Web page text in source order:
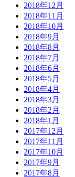
2018年12月
2018年11月
2018年10月
2018年9月
2018年8月
2018年7月
2018年6月
2018年5月
2018年4月
2018年3月
2018年2月
2018年1月
2017年12月
2017年11月
2017年10月
2017年9月
2017年8月